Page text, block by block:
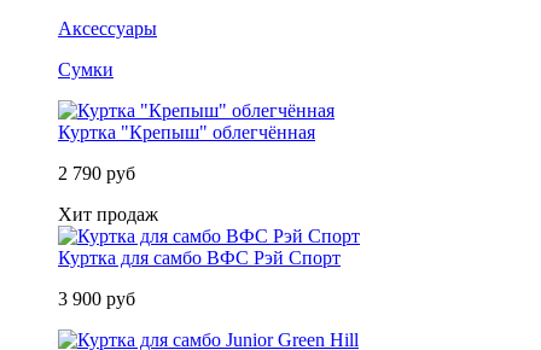
Аксессуары
Сумки
Куртка "Крепыш" облегчённая
2 790 руб
Хит продаж
Куртка для самбо ВФС Рэй Спорт
3 900 руб